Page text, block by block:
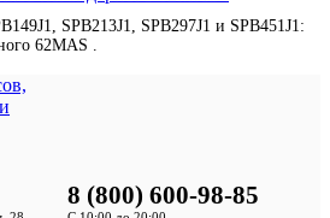
SPB213J1, SPB297J1 и SPB451J1:
62MAS .
8 (800) 600-98-85